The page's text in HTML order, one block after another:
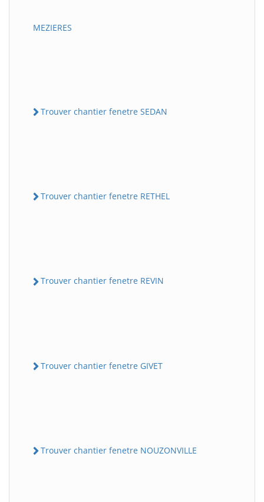
MEZIERES
Trouver chantier fenetre SEDAN
Trouver chantier fenetre RETHEL
Trouver chantier fenetre REVIN
Trouver chantier fenetre GIVET
Trouver chantier fenetre NOUZONVILLE